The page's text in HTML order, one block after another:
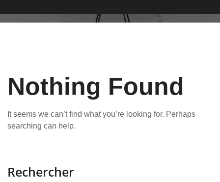
Nothing Found
It seems we can’t find what you’re looking for. Perhaps
searching can help.
Rechercher